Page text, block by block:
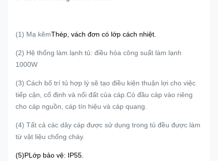
(1) Mạ kẽmThép, vách đơn có lớp cách nhiệt.
(2) Hệ thống làm lạnh tủ: điều hòa công suất làm lạnh
1000W
(3) Cách bố trí tủ hợp lý sẽ tạo điều kiện thuận lợi cho việc
tiếp cận, cố định và nối đất của cáp.Có đầu cáp vào riêng
cho cáp nguồn, cáp tín hiệu và cáp quang.
(4) Tất cả các dây cáp được sử dụng trong tủ đều được làm
từ vật liệu chống cháy.
(5)PLớp bảo vệ: IP55